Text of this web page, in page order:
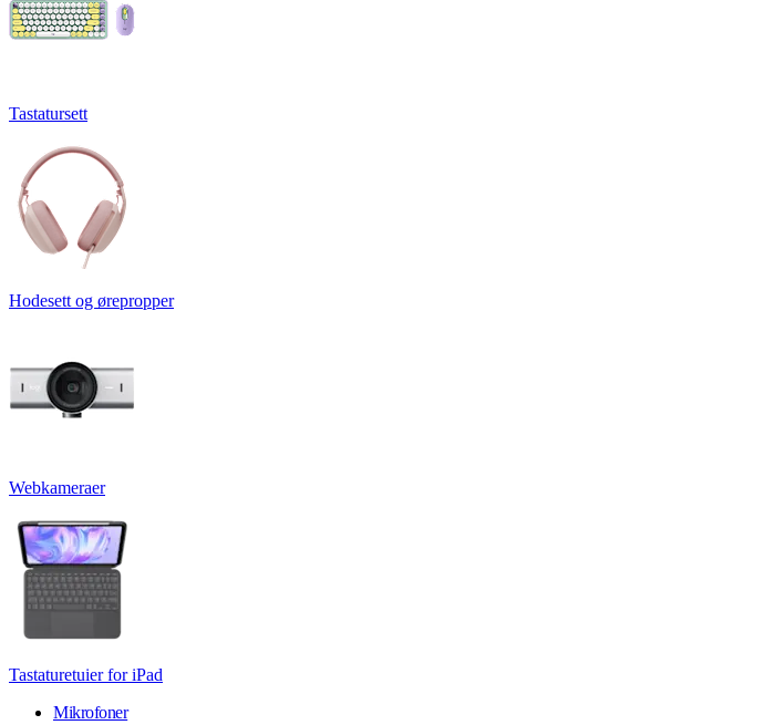
Tastatursett
Hodesett og ørepropper
Webkameraer
Tastaturetuier for iPad
Mikrofoner